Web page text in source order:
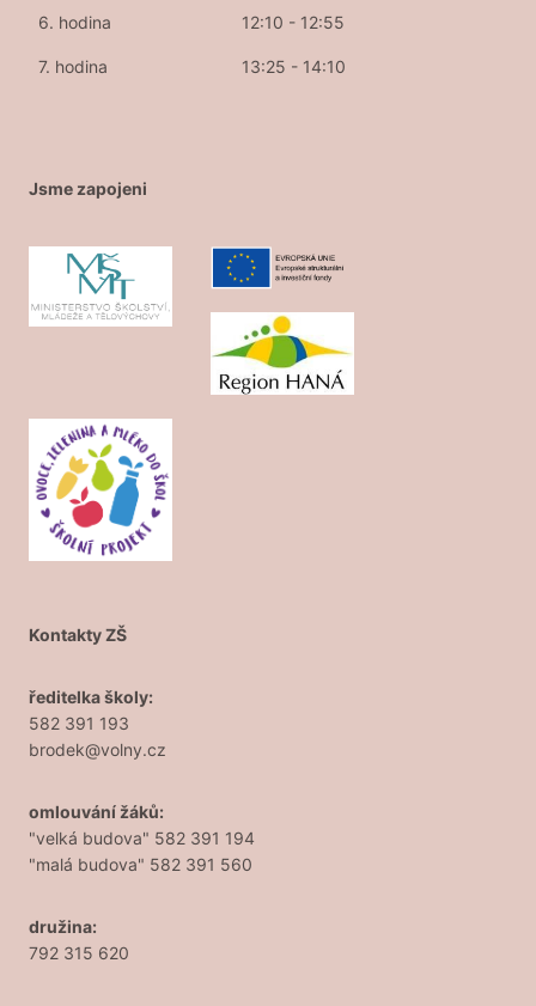
6. hodina 12:10 - 12:55
7. hodina 13:25 - 14:10
Jsme zapojeni
Kontakty ZŠ
ředitelka školy:
582 391 193
brodek@volny.cz
omlouvání žáků:
"velká budova" 582 391 194
"malá budova" 582 391 560
družina:
792 315 620